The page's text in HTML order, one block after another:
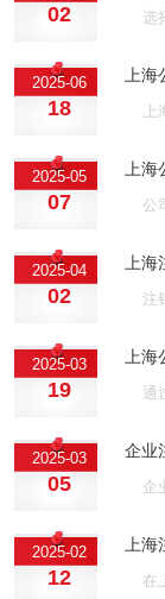
02
2025-06
18
上
2025-05
07
上
2025-04
02
上
2025-03
19
上
2025-03
05
企业
2025-02
12
上